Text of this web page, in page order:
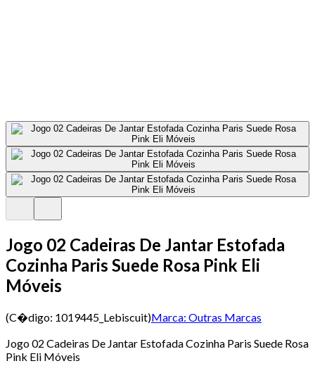
Jogo 02 Cadeiras De Jantar Estofada
Cozinha Paris Suede Rosa Pink Eli
Móveis
(C�digo: 1019445_Lebiscuit)Marca: Outras Marcas
Jogo 02 Cadeiras De Jantar Estofada Cozinha Paris Suede Rosa
Pink Eli Móveis